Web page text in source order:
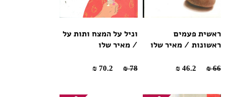
ראשית פעמים
ראשונות / מאיר שלו
66 ₪
וניל על המצח ותות על
/ מאיר שלו
78 ₪